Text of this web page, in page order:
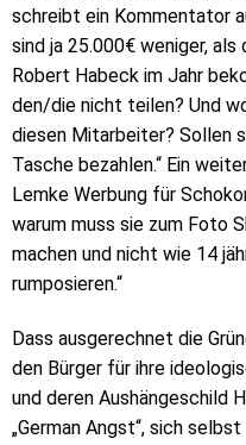
schreibt ein Kommentator
sind ja 25.000€ weniger,
Robert Habeck im Jahr
den/die nicht teilen? Und
diesen Mitarbeiter? Sollen
Tasche bezahlen.“ Ein
Lemke Werbung für
warum muss sie zum Foto
machen und nicht wie 14
rumposieren.“
Dass ausgerechnet die
den Bürger für ihre
und deren Aushängeschild
„German Angst“, sich